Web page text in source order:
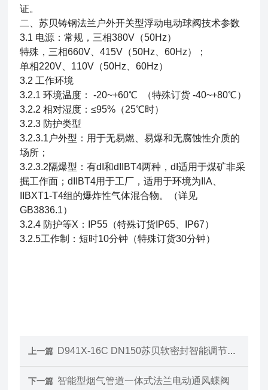
证。
二、苏贝铸钢法兰户外开关型浮动电动球阀技术参数
3.1 电源：常规，三相380V（50Hz）
特殊，三相660V、415V（50Hz、60Hz）；
单相220V、110V（50Hz、60Hz）
3.2 工作环境
3.2.1 环境温度： -20~+60℃ （特殊订货 -40~+80℃）
3.2.2 相对湿度：≤95%（25℃时）
3.2.3 防护类型
3.2.3.1户外型：用于无易燃、易爆和无腐蚀性介质的
场所；
3.2.3.2隔爆型：有dI和dIIBT4两种，dI适用于煤矿非采
掘工作面；dIIBT4用于工厂，适用于环境为IIA、
IIBXT1-T4组的爆炸性气体混合物。（详见
GB3836.1）
3.2.4 防护等X：IP55（特殊订货IP65、IP67）
3.2.5工作制：短时10分钟（特殊订货30分钟）
上一篇 D941X-16C DN150苏贝软密封智能调节型法兰铸钢蝶阀蝶阀 执行机构
下一篇 智能型烟气管道一体式法兰电动通风蝶阀